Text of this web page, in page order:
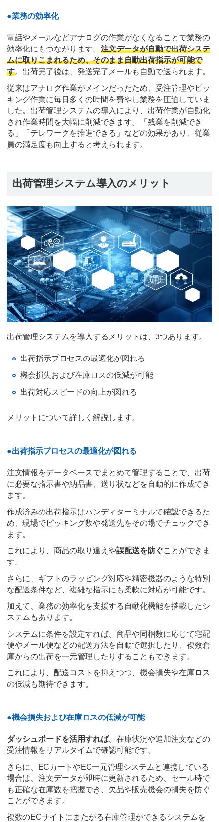
●業務の効率化
電話やメールなどアナログの作業がなくなることで業務の
効率化にもつながります。 注文データが自動で出荷システ
ムに取りこまれるため、そのまま自動出荷指示が可能で
す。出荷完了後は、発送完了メールも自動で送られます。
従来はアナログ作業がメインだったため、受注管理やピッ
キング作業に毎日多くの時間を費やし業務を圧迫していま
した。出荷管理システムの導入により、出荷作業が自動化
され作業時間を大幅に削減できます。「残業を削減でき
る」「テレワークを推進できる」などの効果があり、従業
員の満足度も向上すると考えられます。
出荷管理システム導入のメリット
出荷管理システムを導入するメリットは、3つあります。
出荷指示プロセスの最適化が図れる
機会損失および在庫ロスの低減が可能
出荷対応スピードの向上が図れる
メリットについて詳しく解説します。
●出荷指示プロセスの最適化が図れる
注文情報をデータベースでまとめて管理することで、出荷
に必要な指示書や納品書、送り状などを自動的に作成でき
ます。
作成済みの出荷指示はハンディターミナルで確認できるた
め、現場でピッキング数や発送先をその場でチェックでき
ます。
これにより、商品の取り違えや誤配送を防ぐことができま
す。
さらに、ギフトのラッピング対応や精密機器のような特別
な配送条件など、複雑な指示にも柔軟に対応が可能です。
加えて、業務の効率化を支援する自動化機能を搭載したシ
ステムもあります。
システムに条件を設定すれば、商品や同梱数に応じて宅配
便やメール便などの配送方法を自動で選択したり、複数倉
庫からの出荷を一元管理したりすることもできます。
これにより、配送コストを抑えつつ、機会損失や在庫ロス
の低減も期待できます。
●機会損失および在庫ロスの低減が可能
ダッシュボードを活用すれば、在庫状況や追加注文などの
受注情報をリアルタイムで確認可能です。
さらに、ECカートやEC一元管理システムと連携している
場合は、注文データが即時に更新されるため、セール時で
も正確な在庫数を把握でき、欠品や販売機会の損失を防ぐ
ことができます。
複数のECサイトにまたがる在庫管理ができるシステムを